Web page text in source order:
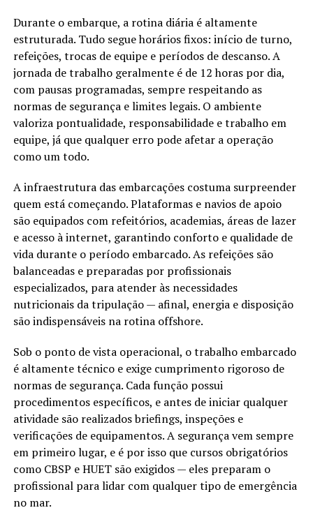
Durante o embarque, a rotina diária é altamente
estruturada. Tudo segue horários fixos: início de turno,
refeições, trocas de equipe e períodos de descanso. A
jornada de trabalho geralmente é de 12 horas por dia,
com pausas programadas, sempre respeitando as
normas de segurança e limites legais. O ambiente
valoriza pontualidade, responsabilidade e trabalho em
equipe, já que qualquer erro pode afetar a operação
como um todo.
A infraestrutura das embarcações costuma surpreender
quem está começando. Plataformas e navios de apoio
são equipados com refeitórios, academias, áreas de lazer
e acesso à internet, garantindo conforto e qualidade de
vida durante o período embarcado. As refeições são
balanceadas e preparadas por profissionais
especializados, para atender às necessidades
nutricionais da tripulação — afinal, energia e disposição
são indispensáveis na rotina offshore.
Sob o ponto de vista operacional, o trabalho embarcado
é altamente técnico e exige cumprimento rigoroso de
normas de segurança. Cada função possui
procedimentos específicos, e antes de iniciar qualquer
atividade são realizados briefings, inspeções e
verificações de equipamentos. A segurança vem sempre
em primeiro lugar, e é por isso que cursos obrigatórios
como CBSP e HUET são exigidos — eles preparam o
profissional para lidar com qualquer tipo de emergência
no mar.